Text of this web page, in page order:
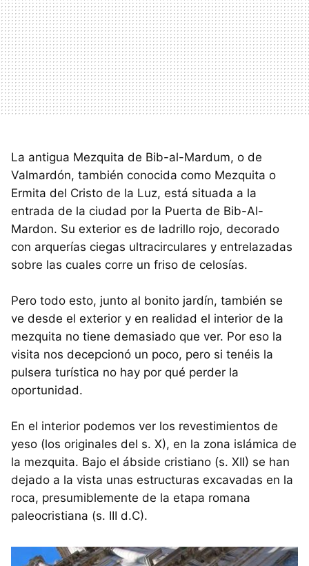
La antigua Mezquita de Bib-al-Mardum, o de
Valmardón, también conocida como Mezquita o
Ermita del Cristo de la Luz, está situada a la
entrada de la ciudad por la Puerta de Bib-Al-
Mardon. Su exterior es de ladrillo rojo, decorado
con arquerías ciegas ultracirculares y entrelazadas
sobre las cuales corre un friso de celosías.
Pero todo esto, junto al bonito jardín, también se
ve desde el exterior y en realidad el interior de la
mezquita no tiene demasiado que ver. Por eso la
visita nos decepcionó un poco, pero si tenéis la
pulsera turística no hay por qué perder la
oportunidad.
En el interior podemos ver los revestimientos de
yeso (los originales del s. X), en la zona islámica de
la mezquita. Bajo el ábside cristiano (s. XII) se han
dejado a la vista unas estructuras excavadas en la
roca, presumiblemente de la etapa romana
paleocristiana (s. III d.C).